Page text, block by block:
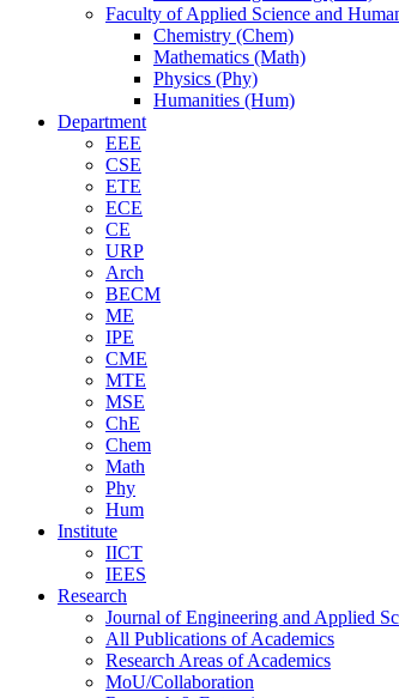
Faculty of Applied Science and
Chemistry (Chem)
Mathematics (Math)
Physics (Phy)
Humanities (Hum)
Department
EEE
CSE
ETE
ECE
CE
URP
Arch
BECM
ME
IPE
CME
MTE
MSE
ChE
Chem
Math
Phy
Hum
Institute
IICT
IEES
Research
Journal of Engineering and Applied
All Publications ofAcademics
Research Areas ofAcademics
MoU/Collaboration